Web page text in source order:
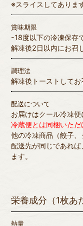
※スライスしてありま
賞味期限
-18度以下の冷凍保存
解凍後2日以内にお召
調理法
解凍後トーストしてお
配送について
お届けはクール冷凍便
冷蔵便とは同梱いただ
他の冷凍商品（餃子、
配送先が同じであれ
ます。
栄養成分（1枚あ
熱量